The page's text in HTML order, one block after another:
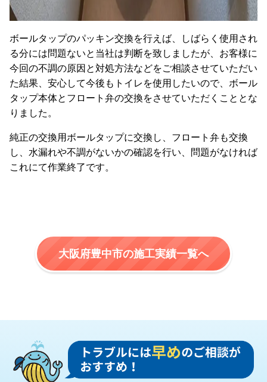
ボールタップのパッキン交換を行えば、しばらく使用され
る分には問題ないと当社は判断を致しましたが、お客様に
今回の不調の原因と対処方法などをご相談させていただい
た結果、安心して今後もトイレを使用したいので、ボール
タップ本体とフロート弁の交換をさせていただくこととな
りました。
純正の交換用ボールタップに交換し、フロート弁も交換
し、水漏れや不調がないかの確認を行い、問題がなければ
これにて作業終了です。
大阪府豊中市の施工実績一覧へ